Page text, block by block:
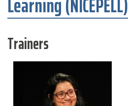
Trainers